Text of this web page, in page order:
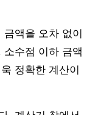
액을 오차 없이
수점 이하 금액
정확한 계산이